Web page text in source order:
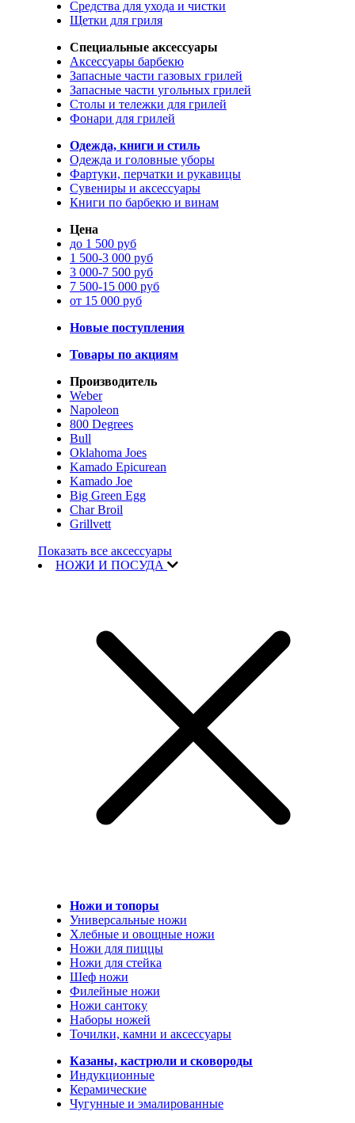
Средства для ухода и чистки
Щетки для гриля
Специальные аксессуары
Аксессуары барбекю
Запасные части газовых грилей
Запасные части угольных грилей
Столы и тележки для грилей
Фонари для грилей
Одежда, книги и стиль
Одежда и головные уборы
Фартуки, перчатки и рукавицы
Сувениры и аксессуары
Книги по барбекю и винам
Цена
до 1 500 руб
1 500-3 000 руб
3 000-7 500 руб
7 500-15 000 руб
от 15 000 руб
Новые поступления
Товары по акциям
Производитель
Weber
Napoleon
800 Degrees
Bull
Oklahoma Joes
Kamado Epicurean
Kamado Joe
Big Green Egg
Char Broil
Grillvett
Показать все аксессуары
НОЖИ И ПОСУДА
Ножи и топоры
Универсальные ножи
Хлебные и овощные ножи
Ножи для пиццы
Ножи для стейка
Шеф ножи
Филейные ножи
Ножи сантоку
Наборы ножей
Точилки, камни и аксессуары
Казаны, кастрюли и сковороды
Индукционные
Керамические
Чугунные и эмалированные